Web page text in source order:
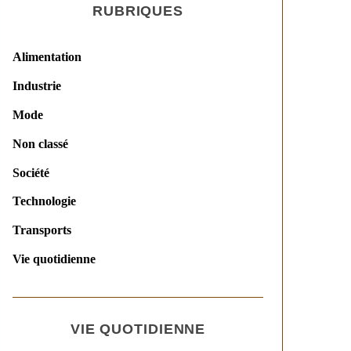
RUBRIQUES
Alimentation
Industrie
Mode
Non classé
Société
Technologie
Transports
Vie quotidienne
VIE QUOTIDIENNE